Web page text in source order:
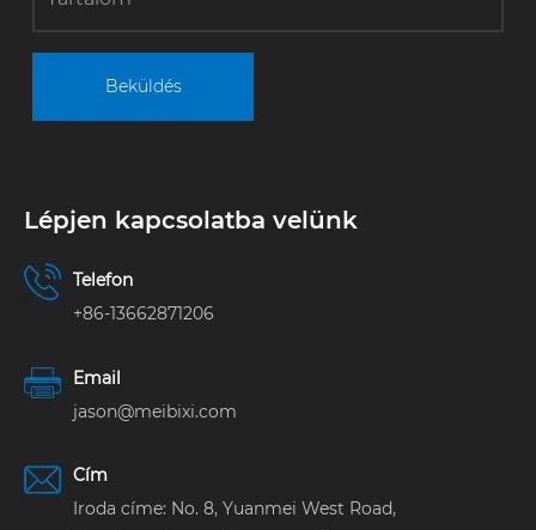
Beküldés
Lépjen kapcsolatba velünk
Telefon
+86-13662871206
Email
jason@meibixi.com
Cím
Iroda címe: No. 8, Yuanmei West Road,